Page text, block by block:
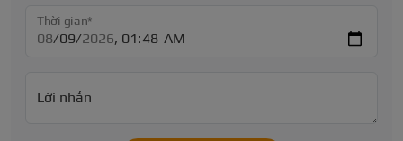
Thời gian*
Lời nhắn